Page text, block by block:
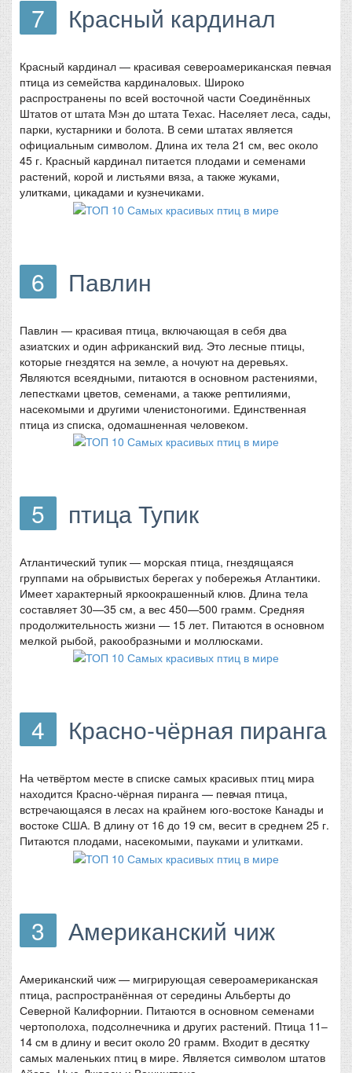
7 Красный кардинал
Красный кардинал — красивая североамериканская певчая
птица из семейства кардиналовых. Широко
распространены по всей восточной части Соединённых
Штатов от штата Мэн до штата Техас. Населяет леса, сады,
парки, кустарники и болота. В семи штатах является
официальным символом. Длина их тела 21 см, вес около
45 г. Красный кардинал питается плодами и семенами
растений, корой и листьями вяза, а также жуками,
улитками, цикадами и кузнечиками.
6 Павлин
Павлин — красивая птица, включающая в себя два
азиатских и один африканский вид. Это лесные птицы,
которые гнездятся на земле, а ночуют на деревьях.
Являются всеядными, питаются в основном растениями,
лепестками цветов, семенами, а также рептилиями,
насекомыми и другими членистоногими. Единственная
птица из списка, одомашненная человеком.
5 птица Тупик
Атлантический тупик — морская птица, гнездящаяся
группами на обрывистых берегах у побережья Атлантики.
Имеет характерный яркоокрашенный клюв. Длина тела
составляет 30—35 см, а вес 450—500 грамм. Средняя
продолжительность жизни — 15 лет. Питаются в основном
мелкой рыбой, ракообразными и моллюсками.
4 Красно-чёрная пиранга
На четвёртом месте в списке самых красивых птиц мира
находится Красно-чёрная пиранга — певчая птица,
встречающаяся в лесах на крайнем юго-востоке Канады и
востоке США. В длину от 16 до 19 см, весит в среднем 25 г.
Питаются плодами, насекомыми, пауками и улитками.
3 Американский чиж
Американский чиж — мигрирующая североамериканская
птица, распространённая от середины Альберты до
Северной Калифорнии. Питаются в основном семенами
чертополоха, подсолнечника и других растений. Птица 11–
14 см в длину и весит около 20 грамм. Входит в десятку
самых маленьких птиц в мире. Является символом штатов